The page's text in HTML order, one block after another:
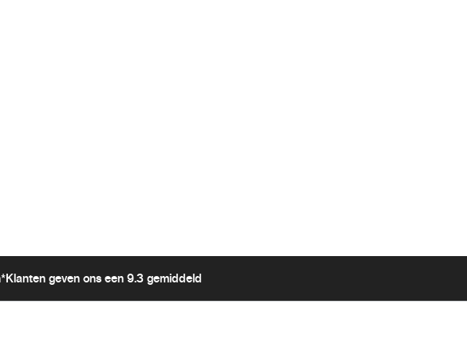
Klanten geven ons een 9.3 gemiddeld